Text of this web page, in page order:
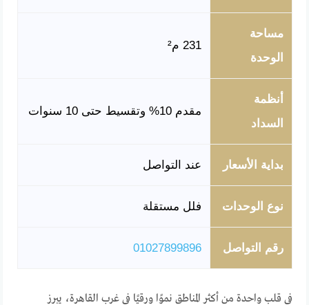
مساحة
الوحدة
231 م²
أنظمة
السداد
مقدم 10% وتقسيط حتى 10 سنوات
بداية الأسعار عند التواصل
نوع الوحدات فلل مستقلة
رقم التواصل 01027899896
في قلب واحدة من أكثر المناطق نموًا ورقيًا في غرب القاهرة، يبرز